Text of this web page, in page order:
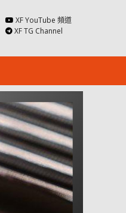
XF YouTube 頻道
XF TG Channel